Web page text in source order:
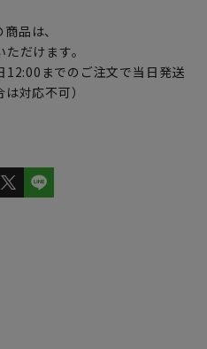
品は、
だけます。
12:00までのご注文で当日発送
対応不可）